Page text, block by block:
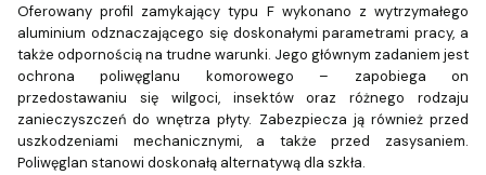
Oferowany profil zamykający typu F wykonano z wytrzymałego
aluminium odznaczającego się doskonałymi parametrami pracy, a
także odpornością na trudne warunki. Jego głównym zadaniem jest
ochrona poliwęglanu komorowego – zapobiega on
przedostawaniu się wilgoci, insektów oraz różnego rodzaju
zanieczyszczeń do wnętrza płyty. Zabezpiecza ją również przed
uszkodzeniami mechanicznymi, a także przed zasysaniem.
Poliwęglan stanowi doskonałą alternatywą dla szkła.